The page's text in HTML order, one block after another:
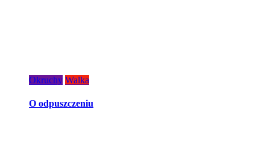
Okruchy Walka
O odpuszczeniu